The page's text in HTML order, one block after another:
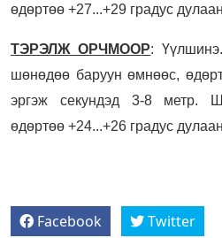
өдөртөө +27...+29 градус
ТЭРЭЛЖ ОРЧМООР:
шөнөдөө баруун өмнөөс,
эргэж секундэд 3-8 метр.
өдөртөө +24...+26 градус
Facebook Twitter